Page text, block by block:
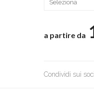
a partire da
Condividi sui